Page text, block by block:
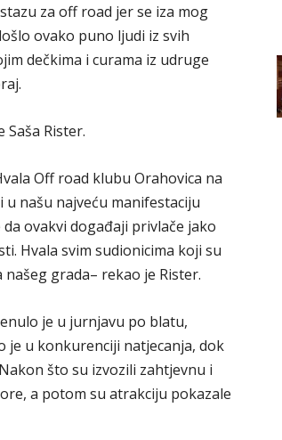
za off road jer se iza mog
ovako puno ljudi iz svih
dečkima i curama iz udruge
Rister.
Off road klubu Orahovica na
našu najveću manifestaciju
ovakvi događaji privlače jako
Hvala svim sudionicima koji su
grada– rekao je Rister.
je u jurnjavu po blatu,
je u konkurenciji natjecanja, dok
što su izvozili zahtjevnu i
a potom su atrakciju pokazale